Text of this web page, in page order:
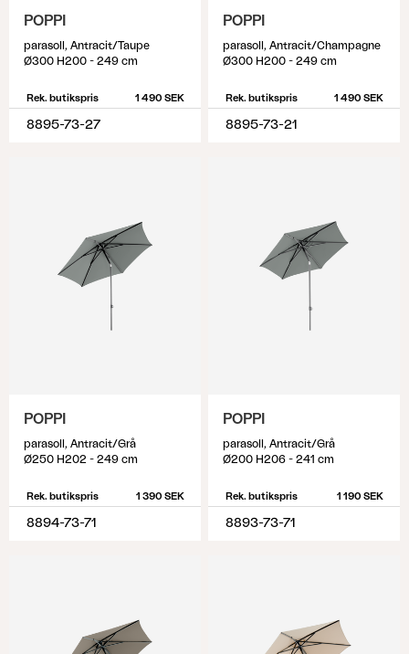
POPPI
parasoll, Antracit/Taupe
Ø300 H200 - 249 cm
Rek. butikspris 1 490 SEK
8895-73-27
POPPI
parasoll, Antracit/Champagne
Ø300 H200 - 249 cm
Rek. butikspris 1 490 SEK
8895-73-21
POPPI
parasoll, Antracit/Grå
Ø250 H202 - 249 cm
Rek. butikspris 1 390 SEK
8894-73-71
POPPI
parasoll, Antracit/Grå
Ø200 H206 - 241 cm
Rek. butikspris 1 190 SEK
8893-73-71